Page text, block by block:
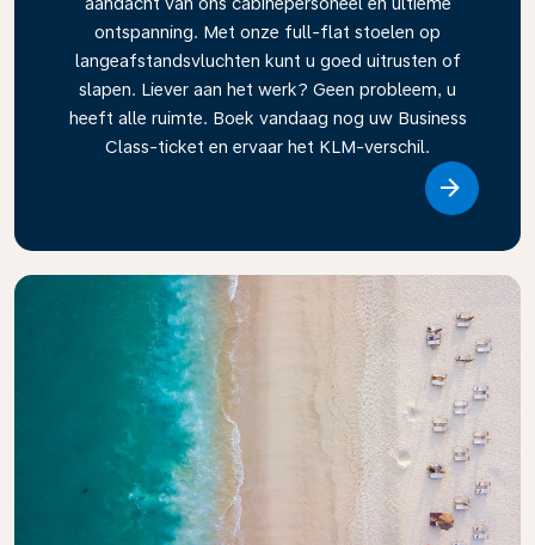
ontspanning. Met onze full-flat stoelen op
langeafstandsvluchten kunt u goed uitrusten of
slapen. Liever aan het werk? Geen probleem, u
heeft alle ruimte. Boek vandaag nog uw Business
Class-ticket en ervaar het KLM-verschil.